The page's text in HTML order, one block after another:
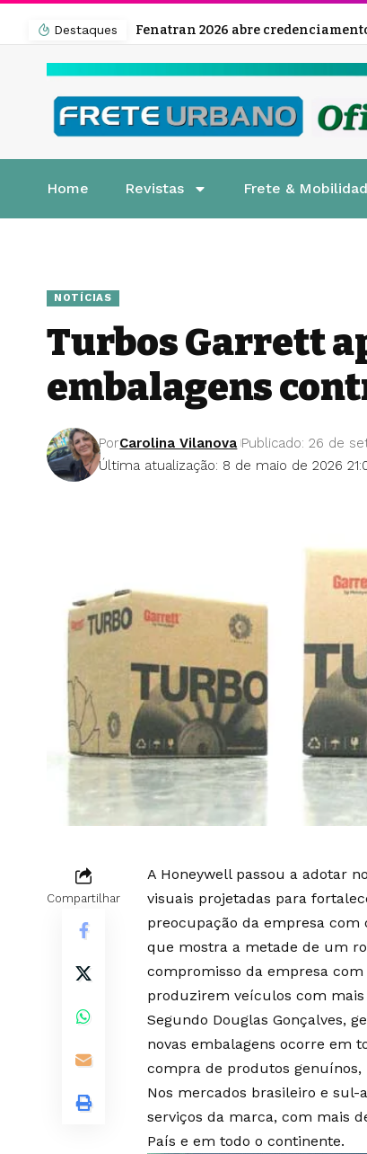
Destaques
Home Revistas Frete &
NOTÍCIAS
Turbos Garrett
embalagens
Última atualização: 8 de maio de 2026
PorCarolina Vilanova Publicado: 26 de
Compartilhar
A Honeywell passou a adotar
visuais projetadas para
preocupação da empresa
que mostra a metade de um
compromisso da empresa
produzirem veículos com
Segundo Douglas Gonçalves,
novas embalagens ocorre em
compra de produtos
Nos mercados brasileiro e sul-
serviços da marca, com mais
País e em todo o continente.